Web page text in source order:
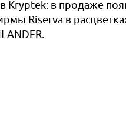
Kryptek: в продаже
Riserva в